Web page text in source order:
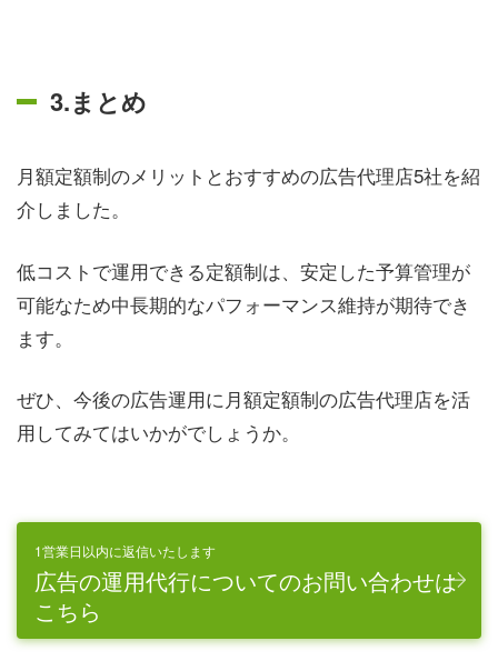
3.まとめ
月額定額制のメリットとおすすめの広告代理店5社を紹
介しました。
低コストで運用できる定額制は、安定した予算管理が
可能なため中長期的なパフォーマンス維持が期待でき
ます。
ぜひ、今後の広告運用に月額定額制の広告代理店を活
用してみてはいかがでしょうか。
1営業日以内に返信いたします
広告の運用代行についてのお問い合わせは
こちら